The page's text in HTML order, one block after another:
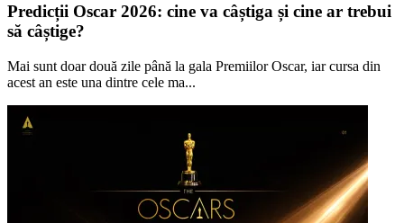
Predicții Oscar 2026: cine va câștiga și cine ar trebui
să câștige?
Mai sunt doar două zile până la gala Premiilor Oscar, iar cursa din
acest an este una dintre cele ma...